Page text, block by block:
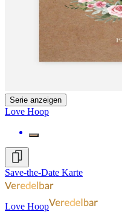
Serie anzeigen
Love Hoop
Save-the-Date Karte
Love Hoop